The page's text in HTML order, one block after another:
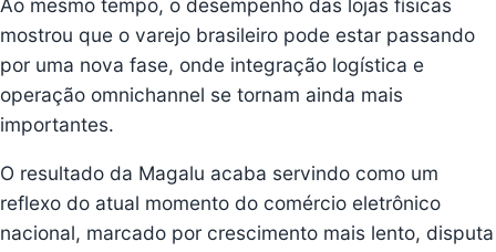
Ao mesmo tempo, o desempenho das lojas físicas
mostrou que o varejo brasileiro pode estar passando
por uma nova fase, onde integração logística e
operação omnichannel se tornam ainda mais
importantes.
O resultado da Magalu acaba servindo como um
reflexo do atual momento do comércio eletrônico
nacional, marcado por crescimento mais lento, disputa